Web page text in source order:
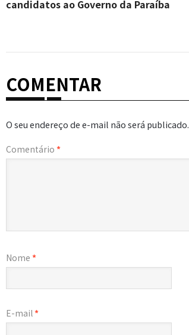
candidatos ao Governo da Paraíba
COMENTAR
O seu endereço de e-mail não será publicado.
Comentário *
Nome *
E-mail*